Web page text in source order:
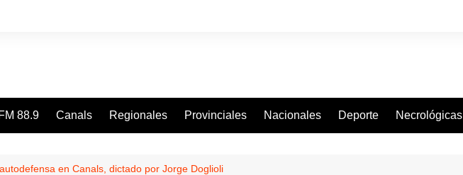
88.9 Canals Regionales Provinciales Nacionales Deporte Necrológicas
en Canals, dictado por Jorge Doglioli